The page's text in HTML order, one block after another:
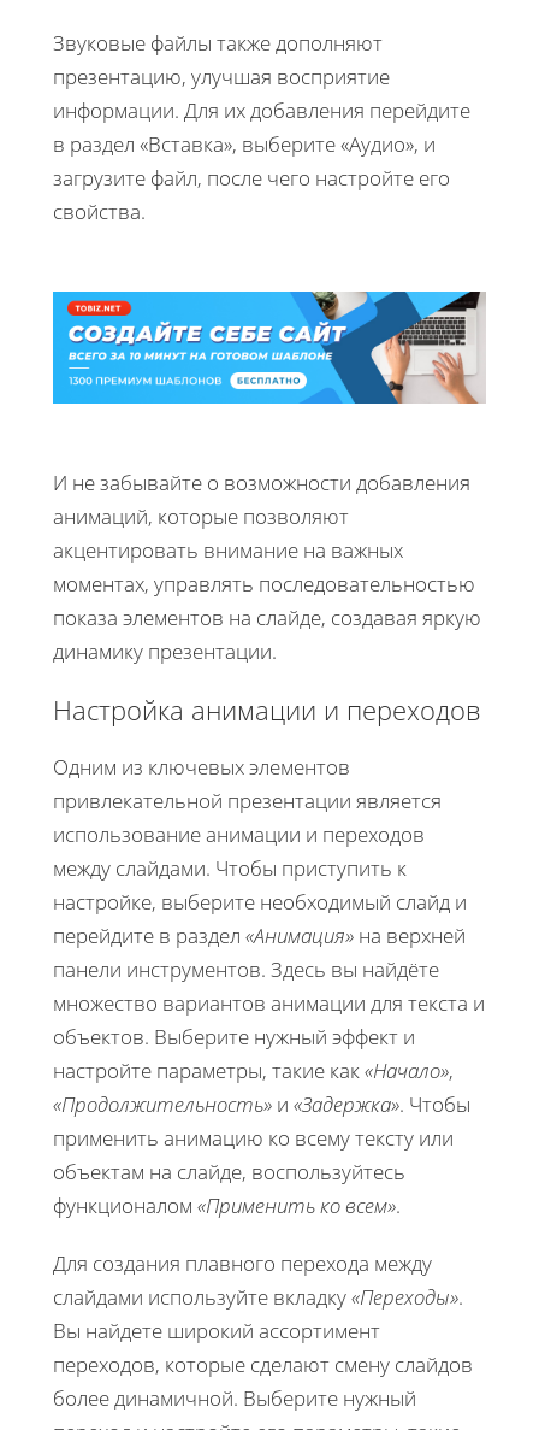
Звуковые файлы также дополняют
презентацию, улучшая восприятие
информации. Для их добавления перейдите
в раздел «Вставка», выберите «Аудио», и
загрузите файл, после чего настройте его
свойства.
И не забывайте о возможности добавления
анимаций, которые позволяют
акцентировать внимание на важных
моментах, управлять последовательностью
показа элементов на слайде, создавая яркую
динамику презентации.
Настройка анимации и переходов
Одним из ключевых элементов
привлекательной презентации является
использование анимации и переходов
между слайдами. Чтобы приступить к
настройке, выберите необходимый слайд и
перейдите в раздел «Анимация» на верхней
панели инструментов. Здесь вы найдёте
множество вариантов анимации для текста и
объектов. Выберите нужный эффект и
настройте параметры, такие как«Начало»,
«Продолжительность» и «Задержка». Чтобы
применить анимацию ко всему тексту или
объектам на слайде, воспользуйтесь
функционалом «Применить ко всем».
Для создания плавного перехода между
слайдами используйте вкладку«Переходы».
Вы найдете широкий ассортимент
переходов, которые сделают смену слайдов
более динамичной. Выберите нужный